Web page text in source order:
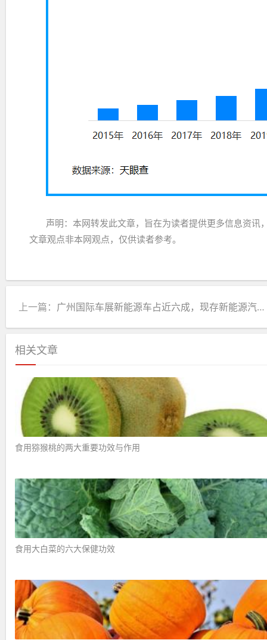
声明：本网转发此文章，旨在为读者提供更多信息资
文章观点非本网观点，仅供读者参考。
上一篇： 广州国际车展新能源车占近六成，现存新能源汽车相关企业超164.2万家
相关文章
食用猕猴桃的两大重要功效与作用 ​
食用大白菜的六大保健功效 ​